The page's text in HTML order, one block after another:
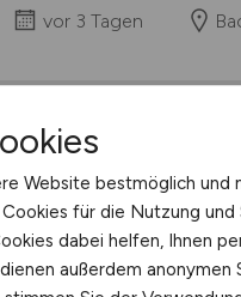
vor 3 Tagen
Arbeitsmedizin
Nordrhein-Westfalen,
Website bestmöglich und
für die Nutzung
dabei helfen, Ihnen
außerdem anonymen